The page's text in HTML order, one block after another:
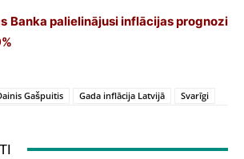
Banka palielinājusi inflācijas prognozi
Gašpuitis Gada inflācija Latvijā Svarīgi